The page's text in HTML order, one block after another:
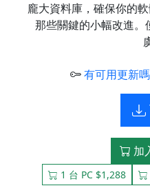
龐大資料庫，確保你的
那些關鍵的小幅改進
有可用更新
加
1 台 PC $1,288